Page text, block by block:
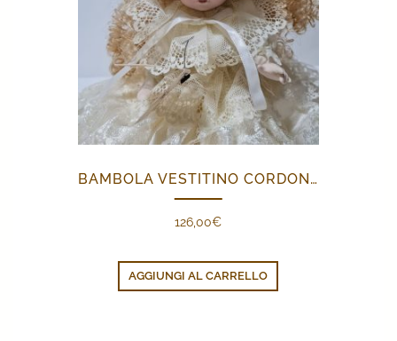
BAMBOLA VESTITINO CORDONCINO BEIGE
126,00€
AGGIUNGI AL CARRELLO